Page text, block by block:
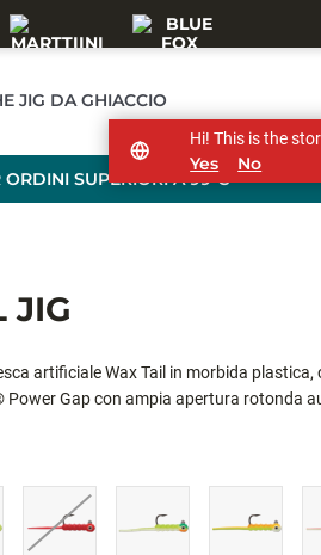
JIG DA GHIACCIO
ORDINI SUPERIORI A 99 €
JIG
artificiale Wax Tail in morbida
Power Gap con ampia apertura rotonda
Hi! This is the
Yes No